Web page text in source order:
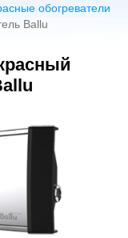
обогреватели
Ballu